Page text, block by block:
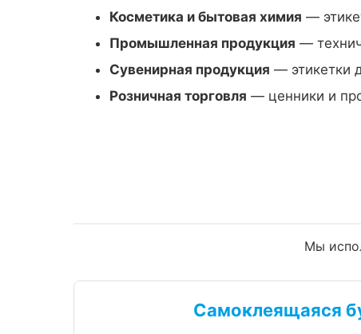
Косметика и бытовая химия —
Промышленная продукция —
Сувенирная продукция — этикетки
Розничная торговля — ценники и
Мы
Самоклеящаяся